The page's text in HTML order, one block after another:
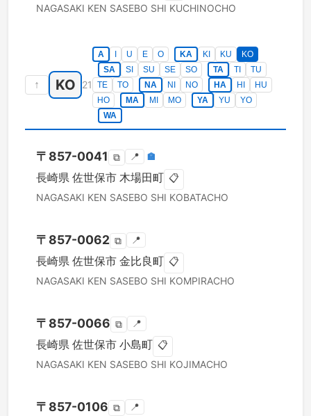
NAGASAKI KEN SASEBO SHI KUCHINOCHO
↑ KO 21
A U E O KA KI KU
KO
SA
SI SU SE SO TA TI
TU
TE
TO NA NI NO HA HI
HU
HO
MA MI MO YA YU
YO
WA
〒 857-0041 ⧉ 📍 🏣
長崎県 佐世保市 木場田町 📋
NAGASAKI KEN SASEBO SHI KOBATACHO
〒 857-0062 ⧉ 📍
長崎県 佐世保市 金比良町 📋
NAGASAKI KEN SASEBO SHI KOMPIRACHO
〒 857-0066 ⧉ 📍
長崎県 佐世保市 小島町 📋
NAGASAKI KEN SASEBO SHI KOJIMACHO
〒 857-0106 ⧉ 📍